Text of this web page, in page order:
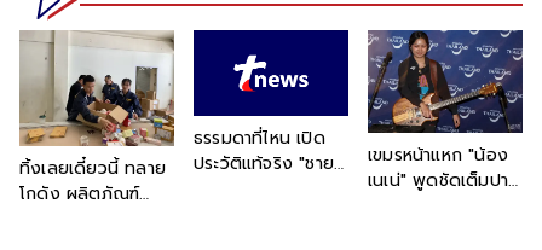
ทิ้งเลยเดี๋ยวนี้ ทลาย
โกดัง ผลิตภัณฑ์
ธรรมดาที่ไหน เปิด
ประวัติแท้จริง "ชายที่
เขมรหน้าแหก "น้อง
เนเน่" พูดชัดเต็มปาก